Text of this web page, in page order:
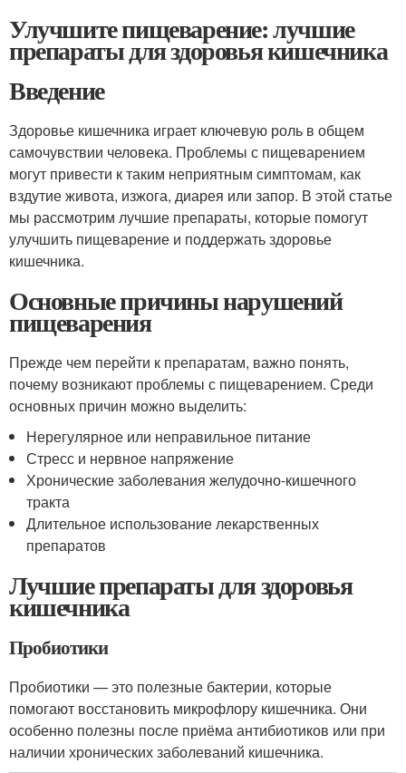
Улучшите пищеварение: лучшие
препараты для здоровья кишечника
Введение
Здоровье кишечника играет ключевую роль в общем
самочувствии человека. Проблемы с пищеварением
могут привести к таким неприятным симптомам, как
вздутие живота, изжога, диарея или запор. В этой статье
мы рассмотрим лучшие препараты, которые помогут
улучшить пищеварение и поддержать здоровье
кишечника.
Основные причины нарушений
пищеварения
Прежде чем перейти к препаратам, важно понять,
почему возникают проблемы с пищеварением. Среди
основных причин можно выделить:
Нерегулярное или неправильное питание
Стресс и нервное напряжение
Хронические заболевания желудочно-кишечного
тракта
Длительное использование лекарственных
препаратов
Лучшие препараты для здоровья
кишечника
Пробиотики
Пробиотики — это полезные бактерии, которые
помогают восстановить микрофлору кишечника. Они
особенно полезны после приёма антибиотиков или при
наличии хронических заболеваний кишечника.